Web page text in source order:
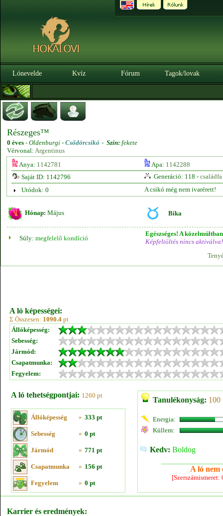
Lónevelde Kvíz Fórum Tagok/lovak
Részeges™
0 éves - Oldenburgi - Csődörcsikó - Szín: fekete
Vérvonal: Argentinus
Anya: 1142781 Apa: 1142288
Saját ID: 1142796
Generáció: 118 - családfa
Utódok: 0
A csikó még nem ivarérett!
Hónap: Május Bika
Súly: megfelelő kondíció
Egészséges! A
Képfeltöltés nincs aktiválva!
A ló képességei:
Σ Összesen: 1090.4 pt
Állóképesség:
Sebesség:
Jármód:
Csapatmunka:
Fegyelem:
A ló tehetségpontjai: 1260 pt
Állóképesség » 333 pt
Sebesség » 0 pt
Jármód » 771 pt
Csapatmunka » 156 pt
Fegyelem » 0 pt
Tanulékonyság: 100
Energia:
Küllem:
Kedv: Boldog
A ló nem
Karrier és eredmények: